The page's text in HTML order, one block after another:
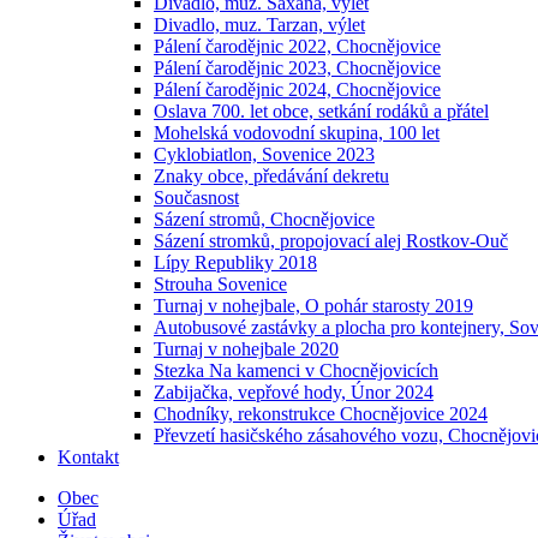
Divadlo, muz. Tarzan, výlet
Pálení čarodějnic 2022, Chocnějovice
Pálení čarodějnic 2023, Chocnějovice
Pálení čarodějnic 2024, Chocnějovice
Oslava 700. let obce, setkání rodáků a přátel
Mohelská vodovodní skupina, 100 let
Cyklobiatlon, Sovenice 2023
Znaky obce, předávání dekretu
Současnost
Sázení stromů, Chocnějovice
Sázení stromků, propojovací alej Rostkov-Ouč
Lípy Republiky 2018
Strouha Sovenice
Turnaj v nohejbale, O pohár starosty 2019
Autobusové zastávky a plocha pro kontejnery,
Turnaj v nohejbale 2020
Stezka Na kamenci v Chocnějovicích
Zabijačka, vepřové hody, Únor 2024
Chodníky, rekonstrukce Chocnějovice 2024
Převzetí hasičského zásahového vozu,
Kontakt
Obec
Úřad